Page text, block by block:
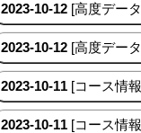
2023-10-12 [高度デー
2023-10-12 [高度デー
2023-10-11 [コース情
2023-10-11 [コース情